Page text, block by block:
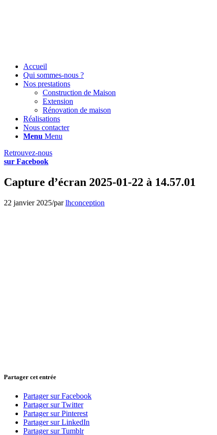
Accueil
Qui sommes-nous ?
Nos prestations
Construction de Maison
Extension
Rénovation de maison
Réalisations
Nous contacter
Menu Menu
Retrouvez-nous
sur Facebook
Capture d’écran 2025-01-22 à 14.57.01
22 janvier 2025/parlhconception
Partager cet entrée
Partager sur Facebook
Partager sur Twitter
Partager sur Pinterest
Partager sur LinkedIn
Partager sur Tumblr